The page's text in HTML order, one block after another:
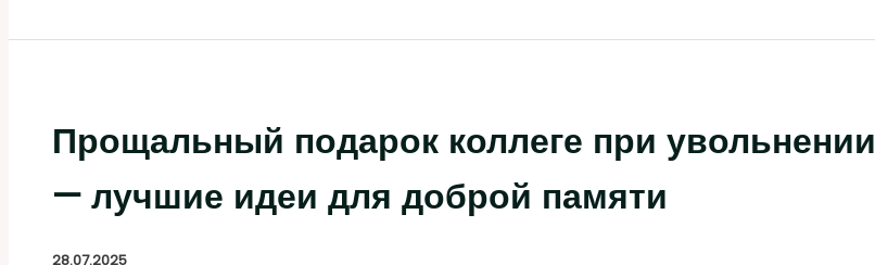
Прощальный подарок коллеге при увольнении
— лучшие идеи для доброй памяти
28.07.2025